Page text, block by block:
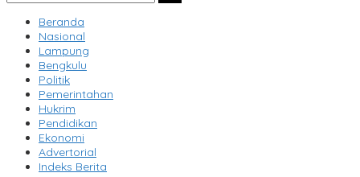
Beranda
Nasional
Lampung
Bengkulu
Politik
Pemerintahan
Hukrim
Pendidikan
Ekonomi
Advertorial
Indeks Berita